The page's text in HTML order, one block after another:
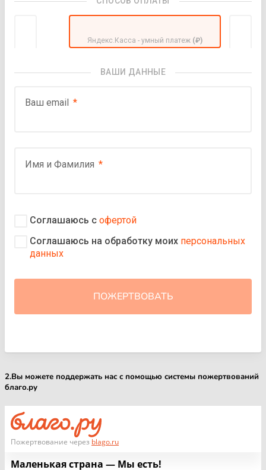
Яндекс.Касса - умный платеж (₽)
ВАШИ ДАННЫЕ
Ваш email
Имя и Фамилия
Соглашаюсь с офертой
Соглашаюсь на обработку моих персональных
данных
2.Вы можете поддержать нас с помощью системы пожертвований
благо.ру